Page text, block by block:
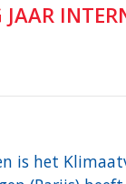
JAAR
is het